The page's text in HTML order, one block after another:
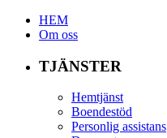
HEM
Om oss
TJÄNSTER
Hemtjänst
Boendestöd
Personlig assistans